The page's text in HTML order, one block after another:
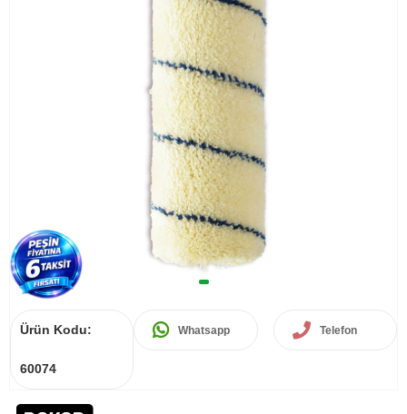
Ürün Kodu:
60074
Whatsapp Telefon